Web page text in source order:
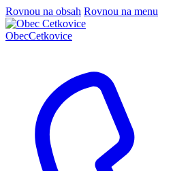
Rovnou na obsah Rovnou na menu
ObecCetkovice